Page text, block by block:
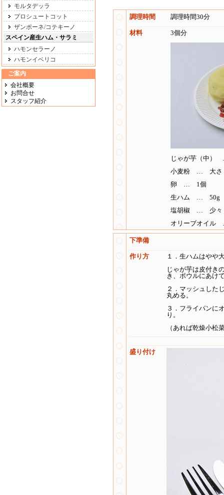
モルタデッラ
プロシュートコット
ザンポーネ/コテキーノ
スペイン産生ハム・サラミ
ハモンセラーノ
ハモンイベリコ
ご案内
会社概要
お問合せ
スタッフ紹介
調理時間 調理時間30分
材料 3個分
じゃが芋（中
小麦粉 … 大さ
卵 … 1個
生ハム … 50g
塩胡椒 … 少々
オリーブオイ
下準備
作り方
１．生ハムはやや
じゃが芋は皮付き
き、ボウルにあけ
２．マッシュした
丸める。
３．フライパンに
り。
（あれば乾燥小松
盛り付け